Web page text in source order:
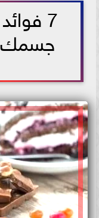
7
جسمك